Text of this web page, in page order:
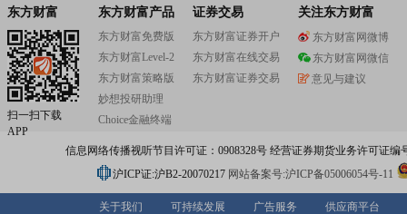
人、新能源、物流、机床、包装印刷等行业获得上万家优
东方财富
扫一扫下载
APP
东方财富产品
东方财富免费版
东方财富Level-2
东方财富策略版
妙想投研助理
Choice金融终端
证券交易
东方财富证券开户
东方财富在线交易
东方财富证券交易
关注东方财富
东方财富网微博
东方财富网微信
意见与建议
信息网络传播视听节目许可证：0908328号 经营证券期货业务许可证编
沪ICP证:沪B2-20070217 网站备案号:沪ICP备05006054号-11
关于我们 可持续发展 广告服务 供应商平台